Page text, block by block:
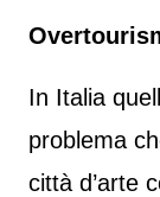
In Italia
problema
città d’arte